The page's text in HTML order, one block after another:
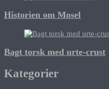
Historien om Mosel
Bagt torsk med urte-crust
Kategorier